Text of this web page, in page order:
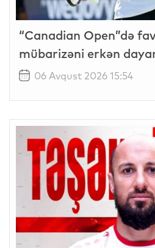
“Canadian Open”də
mübarizəni erkən
06 Avqust 2026 15:54